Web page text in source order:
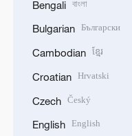
Bengali বাংলা
Bulgarian Български
Cambodian ខ្មែរ
Croatian Hrvatski
Czech Český
English English